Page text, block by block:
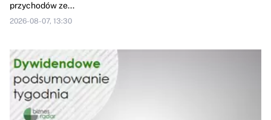
przychodów ze...
2026-08-07, 13:30